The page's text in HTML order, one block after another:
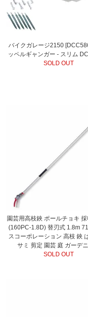
バイクガレージ2150
ッペルギャンガー - スリム
SOLD OUT
園芸用高枝鋏 ポールチョキ
(160PC-1.8D) 替刃式 1.8m
スコーポレーション 高枝 鋏
サミ 剪定 園芸 庭 ガーデ
SOLD OUT